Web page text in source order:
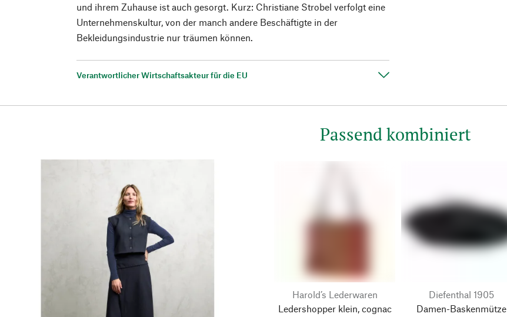
und ihrem Zuhause ist auch gesorgt. Kurz: Christiane Strobel verfolgt eine
Unternehmenskultur, von der manch andere Beschäftigte in der
Bekleidungsindustrie nur träumen können.
Verantwortlicher Wirtschaftsakteur für die EU
Passend kombiniert
Harold’s Lederwaren
Ledershopper klein, cognac
Diefenthal 1905
Damen-Baskenmütze